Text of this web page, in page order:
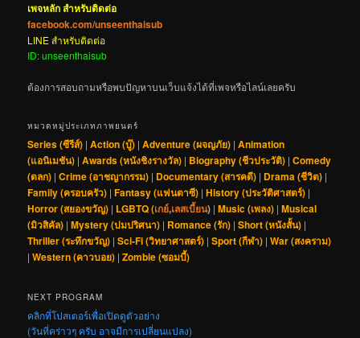
เพจหลัก สำหรับติดต่อ
facebook.com/unseenthaisub
LINE สำหรับติดต่อ
ID: unseenthaisub
ต้องการสอบถามหรือพบปัญหาบนเว็บแจ้งได้ที่เพจหรือไลน์เลยครับ
หมวดหมู่ประเภทภาพยนตร์
Series (ซีรีส์) |Action (บู๊) |Adventure (ผจญภัย) |Animation
(แอนิเมชัน) |Awards (หนังชิงรางวัล) | Biography (ชีวประวัติ) |Comedy
(ตลก) |Crime (อาชญากรรม) | Documentary (สารคดี) | Drama (ชีวิต) |
Family (ครอบครัว) |Fantasy (แฟนตาซี) |History (ประวัติศาสตร์) |
Horror (สยองขวัญ) | LGBTQ (เกย์,เลสเบี้ยน) |Music (เพลง) |Musical
(มิวสิคัล) |Mystery (ปมปริศนา) | Romance (รัก) |Short (หนังสั้น) |
Thriller (ระทึกขวัญ) |Sci-Fi (วิทยาศาสตร์) |Sport (กีฬา) |War (สงคราม)
|Western (คาวบอย) |Zombie (ซอมบี้)
NEXT PROGRAM
คลิกที่โปสเตอร์เพื่อเปิดดูตัวอย่าง
(วันที่คร่าวๆ ครับ อาจมีการเปลี่ยนแปลง)